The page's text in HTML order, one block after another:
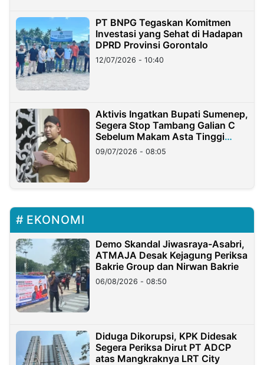
PT BNPG Tegaskan Komitmen
Investasi yang Sehat di Hadapan
DPRD Provinsi Gorontalo
12/07/2026 - 10:40
Aktivis Ingatkan Bupati Sumenep,
Segera Stop Tambang Galian C
Sebelum Makam Asta Tinggi
Longsor
09/07/2026 - 08:05
EKONOMI
Demo Skandal Jiwasraya-Asabri,
ATMAJA Desak Kejagung Periksa
Bakrie Group dan Nirwan Bakrie
06/08/2026 - 08:50
Diduga Dikorupsi, KPK Didesak
Segera Periksa Dirut PT ADCP
atas Mangkraknya LRT City